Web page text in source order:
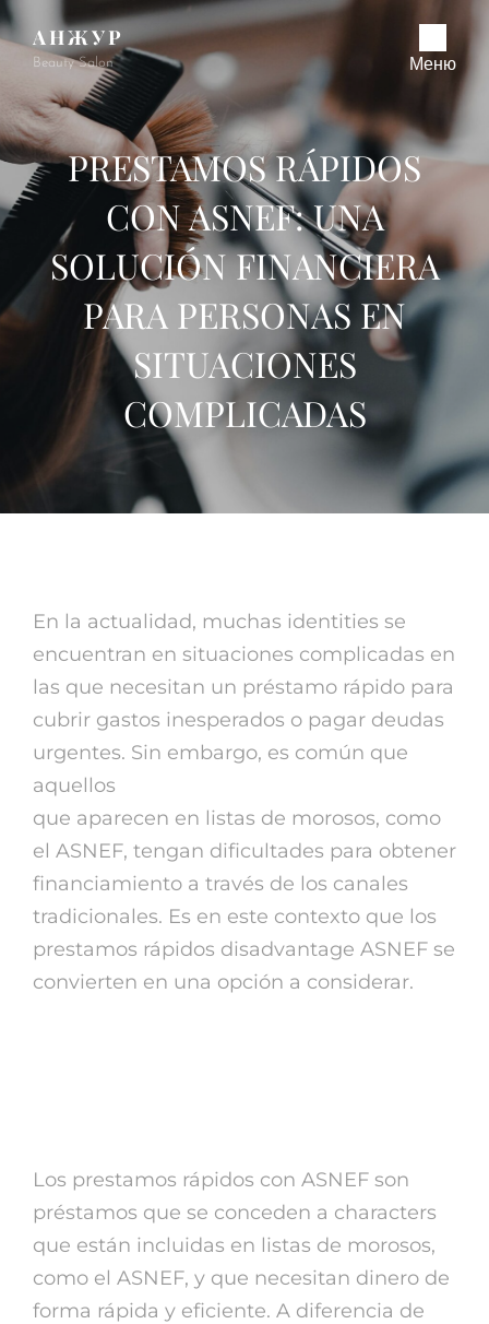
АНЖУР
Beauty Salon Меню
PRESTAMOS RÁPIDOS
CON ASNEF: UNA
SOLUCIÓN FINANCIERA
PARA PERSONAS EN
SITUACIONES
COMPLICADAS
En la actualidad, muchas identities se
encuentran en situaciones complicadas en
las que necesitan un préstamo rápido para
cubrir gastos inesperados o pagar deudas
urgentes. Sin embargo, es común que
aquellos
que aparecen en listas de morosos, como
el ASNEF, tengan dificultades para obtener
financiamiento a través de los canales
tradicionales. Es en este contexto que los
prestamos rápidos disadvantage ASNEF se
convierten en una opción a considerar.
Los prestamos rápidos con ASNEF son
préstamos que se conceden a characters
que están incluidas en listas de morosos,
como el ASNEF, y que necesitan dinero de
forma rápida y eficiente. A diferencia de